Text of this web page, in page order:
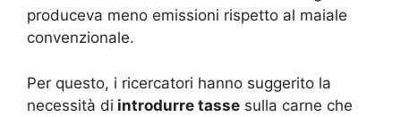
produceva meno emissioni rispetto al maiale
convenzionale.
Per questo, i ricercatori hanno suggerito la
necessità di introdurre tasse sulla carne che